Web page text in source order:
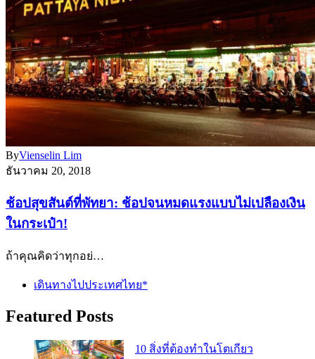
ByVienselin Lim
ธันวาคม 20, 2018
ช้อปสุขสันต์ที่พัทยา: ช้อปจนหมดแรงแบบไม่เปลืองเงิน
ในกระเป๋า!
ถ้าคุณคิดว่าทุกอย่…
เดินทางไปประเทศไทย*
Featured Posts
10 สิ่งที่ต้องทำในโตเกียว